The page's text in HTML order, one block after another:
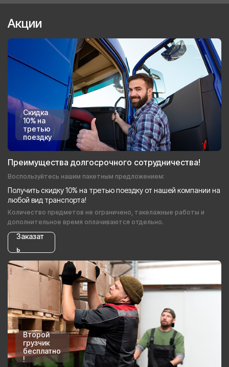
Акции
Скидка
10% на
третью
поездку
Преимущества долгосрочного сотрудничества!
Воспользуйтесь нашим пакетным предложением:
Получить скидку 10% на третью поездку от нашей компании на
любой вид транспорта!
Количество предметов не ограничено, такелажные работы и
дополнительное время оплачиваются отдельно.
Заказат
ь
Второй
грузчик
бесплатно
!